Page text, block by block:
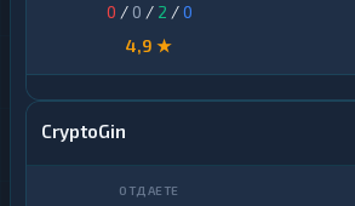
0 / 0 / 2 /0
4,9 ★
CryptoGin